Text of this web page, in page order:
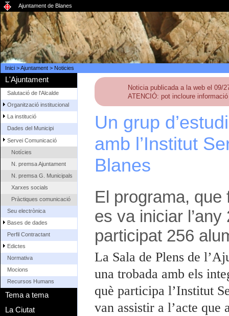
Ajuntament de Blanes
Inici>Ajuntament> Noticies
L'Ajuntament
Salutació de l'Alcalde
Organització institucional
La institució
Dades del Municipi
Servei Comunicació
Notícies
N. premsa Ajuntament
N. premsa G. Municipals
Xarxes socials
Pràctiques comunicació
Seu electrònica
Bases de dades
Perfil Contractant
Edictes
Normativa
Mocions
Recursos Humans
Tema a tema
La Ciutat
Noticia publicada a la web el 09/
ATENCIÓ: pot incloure
Un grup
amb l’Institut
Blanes
El programa,
es va iniciar
participat 256
La Sala de Plens de
una trobada amb els
què participa l’Institut
van assistir a l’acte que